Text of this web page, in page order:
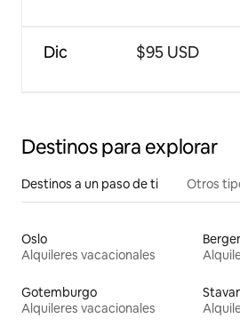
Dic $95 USD
Destinos para explorar
Destinos a un paso de ti Otros
Oslo
Alquileres vacacionales
Gotemburgo
Alquileres vacacionales